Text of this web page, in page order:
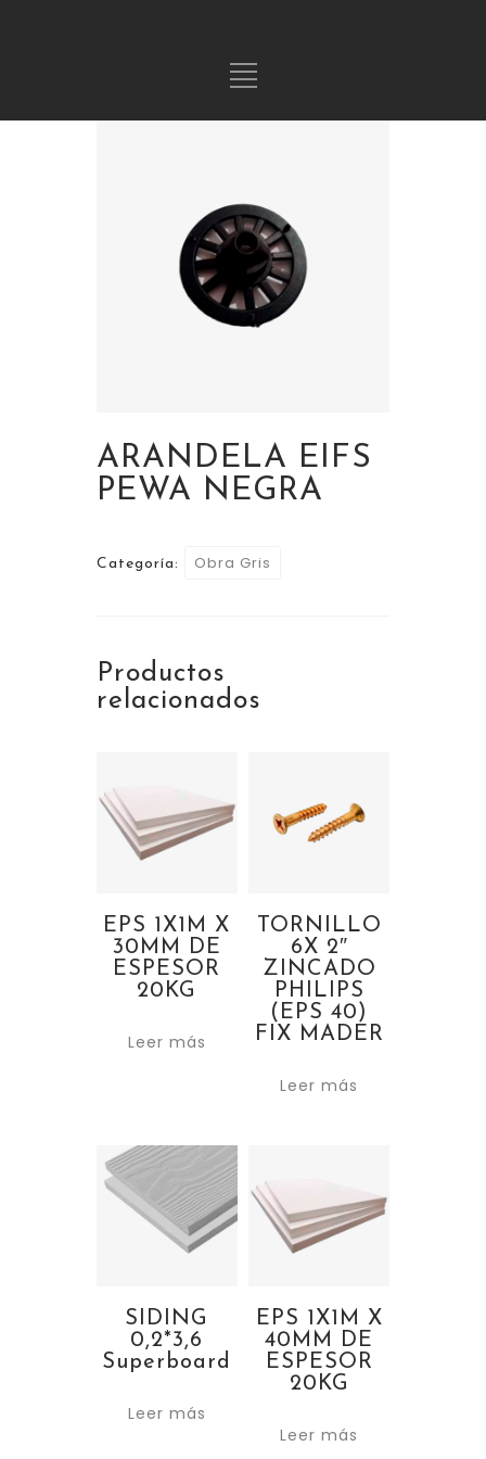
ARANDELA EIFS
PEWA NEGRA
Categoría: Obra Gris
Productos
relacionados
EPS 1X1M X
30MM DE
ESPESOR
20KG
Leer más
TORNILLO
6X 2″
ZINCADO
PHILIPS
(EPS 40)
FIX MADER
Leer más
SIDING
0,2*3,6
Superboard
Leer más
EPS 1X1M X
40MM DE
ESPESOR
20KG
Leer más